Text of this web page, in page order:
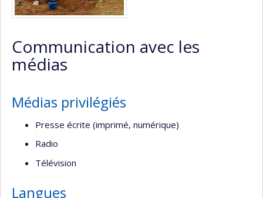
Communication avec les
médias
Médias privilégiés
Presse écrite (imprimé, numérique)
Radio
Télévision
Langues